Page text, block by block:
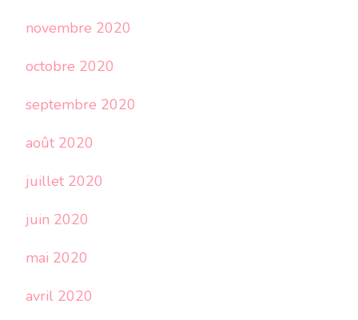
novembre 2020
octobre 2020
septembre 2020
août 2020
juillet 2020
juin 2020
mai 2020
avril 2020